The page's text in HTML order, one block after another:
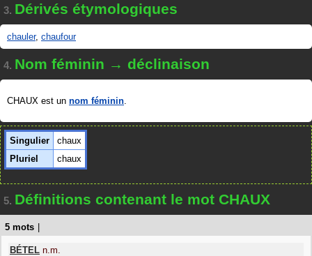
3. Dérivés étymologiques
chauler, chaufour
4. Nom féminin → déclinaison
CHAUX est un nom féminin.
Singulier
chaux
Pluriel
chaux
5. Définitions contenant le mot CHAUX
5 mots
BÉTEL n.m.